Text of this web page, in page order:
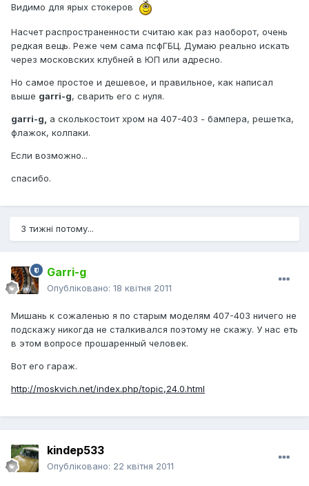
Видимо для ярых стокеров
Насчет распространенности считаю как раз наоборот, очень
редкая вещь. Реже чем сама псфГБЦ. Думаю реально искать
через московских клубней в ЮП или адресно.
Но самое простое и дешевое, и правильное, как написал
выше garri-g, сварить его с нуля.
garri-g, а сколькостоит хром на 407-403 - бампера, решетка,
флажок, колпаки.
Если возможно...
спасибо.
3 тижні потому...
Garri-g
Опубліковано: 18 квітня 2011
Мишань к сожаленью я по старым моделям 407-403 ничего не
подскажу никогда не сталкивался поэтому не скажу. У нас еть
в этом вопросе прошаренный человек.
Вот его гараж.
http://moskvich.net/index.php/topic,24.0.html
kindep533
Опубліковано: 22 квітня 2011